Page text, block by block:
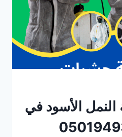
الأسود في